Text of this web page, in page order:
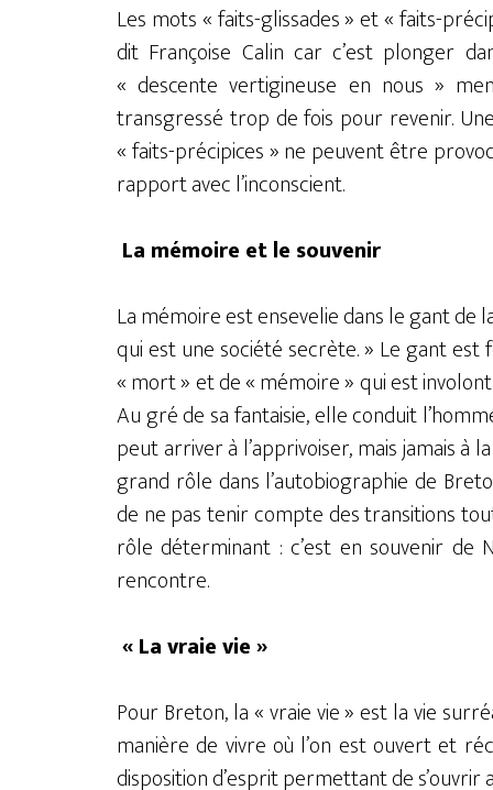
Les mots « faits-glissades » et « faits-
dit Françoise Calin car c’est plonger
« descente vertigineuse en nous »
transgressé trop de fois pour revenir.
« faits-précipices » ne peuvent être
rapport avec l’inconscient.
La mémoire et le souvenir
La mémoire est ensevelie dans le gant
qui est une société secrète. » Le gant
« mort » et de « mémoire » qui est
Au gré de sa fantaisie, elle conduit
peut arriver à l’apprivoiser, mais jamais
grand rôle dans l’autobiographie de
de ne pas tenir compte des transitions
rôle déterminant : c’est en souvenir
rencontre.
« La vraie vie »
Pour Breton, la « vraie vie » est la vie
manière de vivre où l’on est ouvert et
disposition d’esprit permettant de s’ouvrir